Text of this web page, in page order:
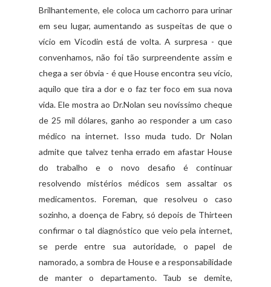
Brilhantemente, ele coloca um cachorro para urinar
em seu lugar, aumentando as suspeitas de que o
vício em Vicodin está de volta. A surpresa - que
convenhamos, não foi tão surpreendente assim e
chega a ser óbvia - é que House encontra seu vício,
aquilo que tira a dor e o faz ter foco em sua nova
vida. Ele mostra ao Dr.Nolan seu novíssimo cheque
de 25 mil dólares, ganho ao responder a um caso
médico na internet. Isso muda tudo. Dr Nolan
admite que talvez tenha errado em afastar House
do trabalho e o novo desafio é continuar
resolvendo mistérios médicos sem assaltar os
medicamentos. Foreman, que resolveu o caso
sozinho, a doença de Fabry, só depois de Thirteen
confirmar o tal diagnóstico que veio pela internet,
se perde entre sua autoridade, o papel de
namorado, a sombra de House e a responsabilidade
de manter o departamento. Taub se demite,